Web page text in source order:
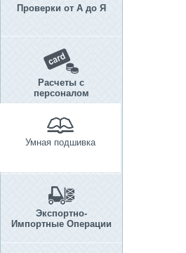
Проверки от А до Я
Расчеты с
персоналом
Умная подшивка
Экспортно-
Импортные Операции